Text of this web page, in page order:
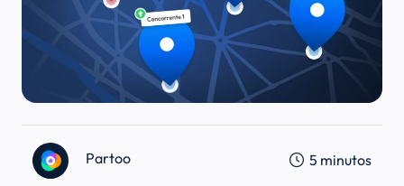
Partoo 5 minutos